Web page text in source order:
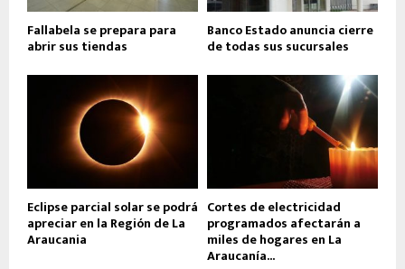
Fallabela se prepara para
abrir sus tiendas
Banco Estado anuncia cierre
de todas sus sucursales
Eclipse parcial solar se podrá
apreciar en la Región de La
Araucania
Cortes de electricidad
programados afectarán a
miles de hogares en La
Araucanía...